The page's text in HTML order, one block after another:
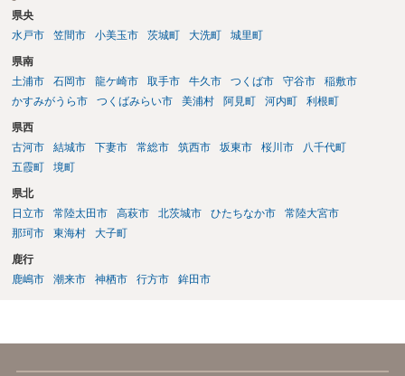
県央
水戸市
笠間市 小美玉市 茨城町 大洗町 城里町
県南
土浦市
石岡市 龍ケ崎市 取手市 牛久市 つくば市 守谷市
稲敷市
かすみがうら市
つくばみらい市 美浦村 阿見町 河内町 利根町
県西
古河市
結城市 下妻市 常総市 筑西市 坂東市 桜川市
八千代町
五霞町
境町
県北
日立市
常陸太田市 高萩市 北茨城市 ひたちなか市
常陸大宮市
那珂市
東海村 大子町
鹿行
鹿嶋市
潮来市 神栖市 行方市 鉾田市